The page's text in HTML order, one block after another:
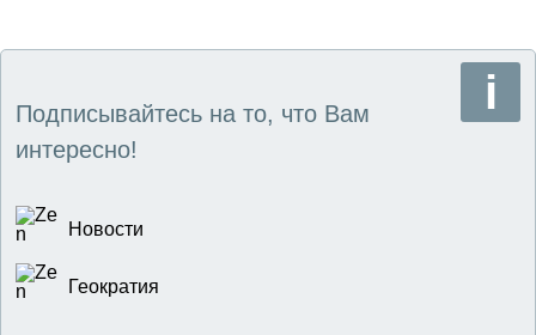
Подписывайтесь на то, что Вам
интересно!
Новости
Геократия